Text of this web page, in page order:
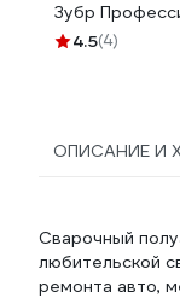
Зубр
СП, 1.0 мм, 5 кг,
4.5(4)
ОПИСАНИЕ И
Сварочный
любительской
ремонта авто,